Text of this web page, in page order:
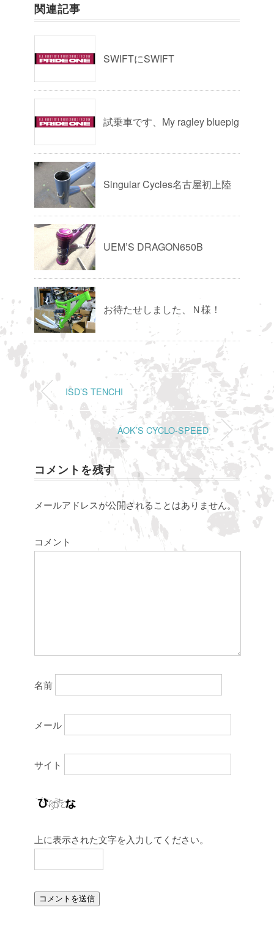
関連記事
SWIFTにSWIFT
試乗車です、My ragley bluepig
Singular Cycles名古屋初上陸
UEM’S DRAGON650B
お待たせしました、Ｎ様！
ISD’S TENCHI
AOK’S CYCLO-SPEED
コメントを残す
メールアドレスが公開されることはありません。
コメント
名前
メール
サイト
上に表示された文字を入力してください。